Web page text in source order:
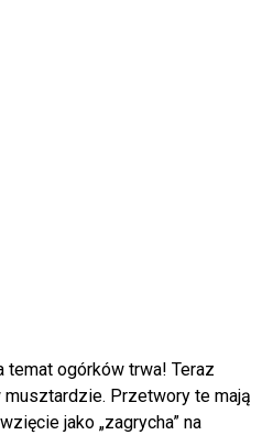
temat ogórków trwa! Teraz
Przetwory te mają
jako „zagrycha” na